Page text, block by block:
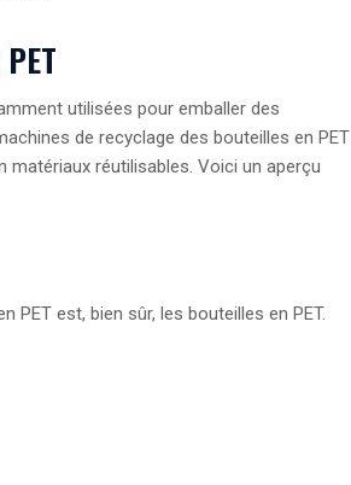
utilisées pour emballer des
de recyclage des bouteilles en PET
réutilisables. Voici un aperçu
est, bien sûr, les bouteilles en PET.